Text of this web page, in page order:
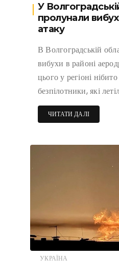
У
пролунали
атаку
В Волгоградській
вибухи в районі
цього у регіоні
безпілотники, які
ЧИТАТИ ДАЛІ
УКРАЇНА